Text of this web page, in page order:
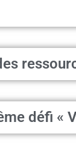
défi «